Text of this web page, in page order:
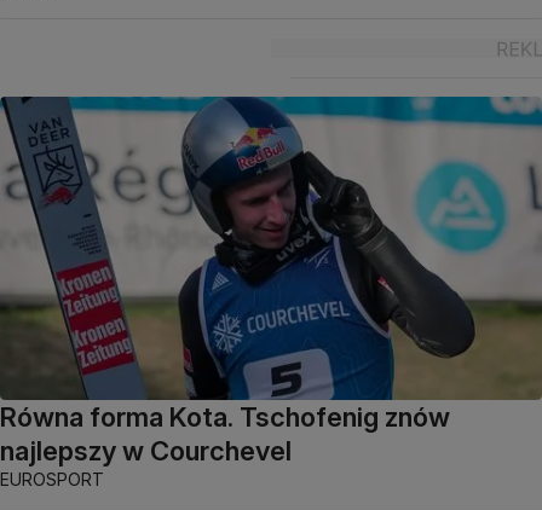
Równa forma Kota. Tschofenig znów
najlepszy w Courchevel
EUROSPORT